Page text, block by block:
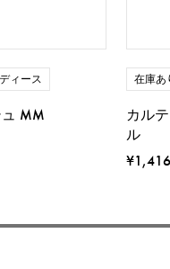
ィース
MM
在庫あ
カル
ル